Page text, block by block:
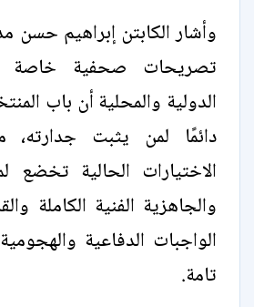
وأشار الكابتن إبراهيم حسن
تصريحات صحفية خاصة
الدولية والمحلية أن باب
دائمًا لمن يثبت
الاختيارات الحالية تخضع
والجاهزية الفنية الكاملة
الواجبات الدفاعية
تامة.